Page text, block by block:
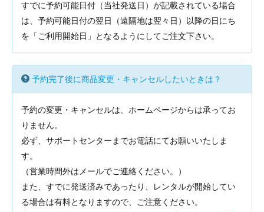
すでに予約可能日付（当社発送日）が記載されている場合
は、予約可能日付の翌日（遠隔地は翌々日）以降の日にち
を「ご利用開始日」となるようにしてご注文下さい。
予約完了後に商品変更・キャンセルしたいときは？
予約の変更・キャンセルは、ホームページからは承ってお
りません。
必ず、サポートセンターまでお電話にてお願いいたしま
す。
（営業時間外はメールでご連絡ください。）
また、すでに発送済みであったり、レンタルが開始してい
る場合は有料となりますので、ご注意ください。